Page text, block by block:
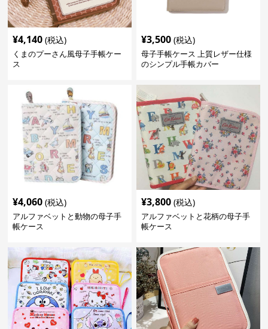
¥4,140 (税込)
くまのプーさん風母子手帳ケー
ス
¥3,500 (税込)
母子手帳ケース 上質レザー仕様
のシンプル手帳カバー
¥4,060 (税込)
アルファベットと動物の母子手
帳ケース
¥3,800 (税込)
アルファベットと花柄の母子手
帳ケース